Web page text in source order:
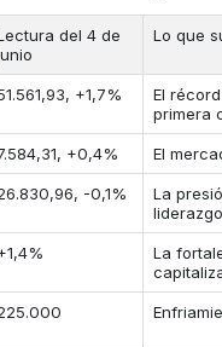
del 4 de
Lo que
+1,7%
El
primera
+0,4% El
-0,1%
La
La